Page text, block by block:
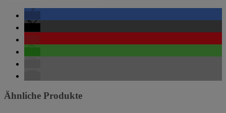
Ähnliche Produkte